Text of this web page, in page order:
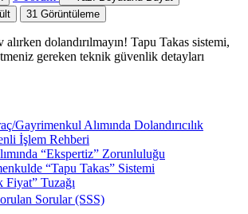
31 Görüntüleme
dolandırılmayın! Tapu Takas sistemi,
gereken teknik güvenlik detayları
Gayrimenkul Alımında Dolandırıcılık
İşlem Rehberi
“Ekspertiz” Zorunluluğu
“Tapu Takas” Sistemi
Fiyat” Tuzağı
Sorular (SSS)